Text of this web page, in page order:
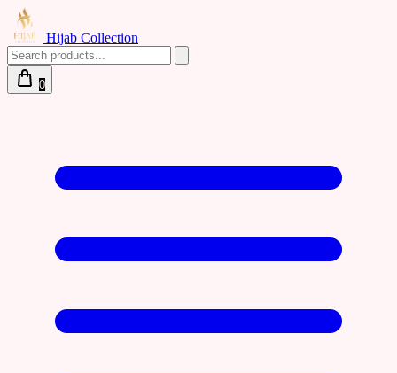
Hijab Collection
0